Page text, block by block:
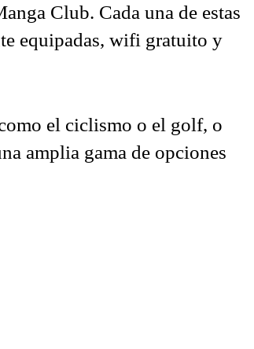
Club. Cada una de estas
equipadas, wifi gratuito y
el ciclismo o el golf, o
amplia gama de opciones